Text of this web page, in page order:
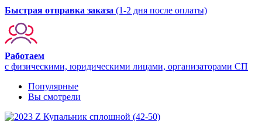
Быстрая отправка заказа (1-2 дня после оплаты)
Работаем
с физическими, юридическими лицами, организаторами СП
Популярные
Вы смотрели